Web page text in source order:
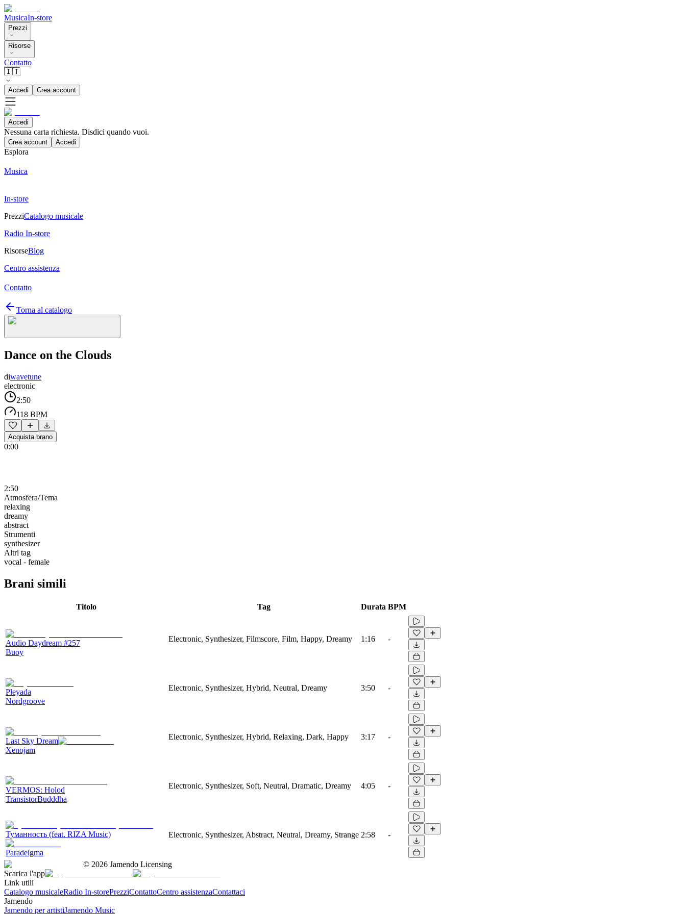
MusicaIn-store
Prezzi
Risorse
Contatto
🇮🇹
Accedi Crea account
Accedi
Nessuna carta richiesta. Disdici quando vuoi.
Crea account Accedi
Esplora
Musica
In-store
PrezziCatalogo musicale
Radio In-store
RisorseBlog
Centro assistenza
Contatto
Torna al catalogo
Dance on the Clouds
diwavetune
electronic
2:50
118 BPM
Acquista brano
0:00
2:50
Atmosfera/Tema
relaxing
dreamy
abstract
Strumenti
synthesizer
Altri tag
vocal - female
Brani simili
Titolo Tag Durata BPM
Audio Daydream #257
Buoy
Electronic, Synthesizer, Filmscore, Film, Happy, Dreamy 1:16 -
Pleyada
Nordgroove
Electronic, Synthesizer, Hybrid, Neutral, Dreamy 3:50 -
Last Sky Dream
Xenojam
Electronic, Synthesizer, Hybrid, Relaxing, Dark, Happy 3:17 -
VERMOS: Holod
TransistorBudddha
Electronic, Synthesizer, Soft, Neutral, Dramatic, Dreamy 4:05 -
Туманность (feat. RIZA Music)
Paradeigma
Electronic, Synthesizer, Abstract, Neutral, Dreamy, Strange 2:58 -
© 2026 Jamendo Licensing
Scarica l'app
Link utili
Catalogo musicaleRadio In-storePrezziContattoCentro assistenzaContattaci
Jamendo
Jamendo per artistiJamendo Music